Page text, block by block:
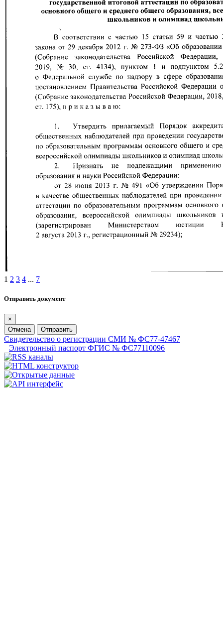
1 2 3 4 ... 7
Отправить документ
×
Отмена
Отправить
Свидетельство о регистрации СМИ № ФС77-47467
Электронный паспорт ФГИС № ФС77110096